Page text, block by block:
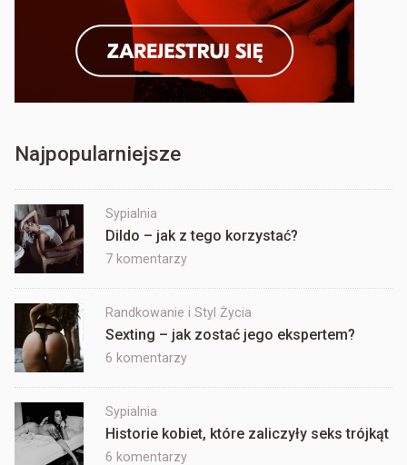
Najpopularniejsze
Sypialnia
Dildo – jak z tego korzystać?
7 komentarzydo
jak
z
tego
Randkowanie i Styl Życia
Sexting – jak zostać jego ekspertem?
6 komentarzydo
zostać
jego
Sypialnia
Historie kobiet, które zaliczyły seks trójkąt
6 komentarzydo